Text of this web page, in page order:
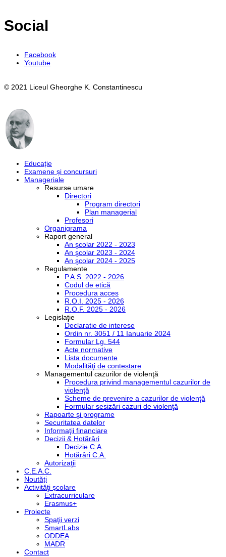
Social
Facebook
Youtube
© 2021 Liceul Gheorghe K. Constantinescu
Educație
Examene și concursuri
Manageriale
Resurse umare
Directori
Program directori
Plan managerial
Profesori
Organigrama
Raport general
An şcolar 2022 - 2023
An şcolar 2023 - 2024
An şcolar 2024 - 2025
Regulamente
P.A.S. 2022 - 2026
Codul de etică
Procedura acces
R.O.I. 2025 - 2026
R.O.F. 2025 - 2026
Legislaţie
Declaratie de interese
Ordin nr. 3051 / 11 Ianuarie 2024
Formular Lg. 544
Acte normative
Lista documente
Modalităţi de contestare
Managementul cazurilor de violenţă
Procedura privind managementul cazurilor de
violenţă
Scheme de prevenire a cazurilor de violenţă
Formular sesizări cazuri de violenţă
Rapoarte şi programe
Securitatea datelor
Informaţii financiare
Decizii & Hotărâri
Decizie C.A.
Hotărâri C.A.
Autorizaţii
C.E.A.C.
Noutăți
Activităţi școlare
Extracurriculare
Erasmus+
Proiecte
Spaţii verzi
SmartLabs
ODDEA
MADR
Contact